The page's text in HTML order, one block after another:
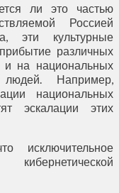
ли это частью
Россией
эти культурные
различных
и на национальных
людей. Например,
национальных
эскалации этих
исключительное